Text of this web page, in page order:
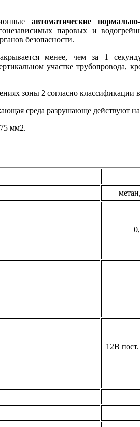
автоматические
паровых и
безопасности.
менее, чем за 1
участке
зоны 2 согласно
среда разрушающе действуют
мм2.
12В